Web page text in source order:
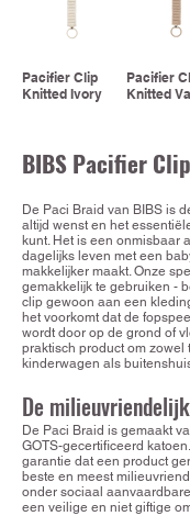
Pacifier Clip
Knitted Ivory
Pacifier
BIBS Pacifier Clip
De Paci Braid van BIBS is
altijd wenst en het
kunt. Het is een onmisbaar
dagelijks leven met een
makkelijker maakt. Onze
gemakkelijk te gebruiken -
clip gewoon aan een
het voorkomt dat de
wordt door op de grond of
praktisch product om zowel
kinderwagen als
De
De Paci Braid is gemaakt
GOTS-gecertificeerd
garantie dat een product
beste en meest
onder sociaal
een veilige en niet giftige